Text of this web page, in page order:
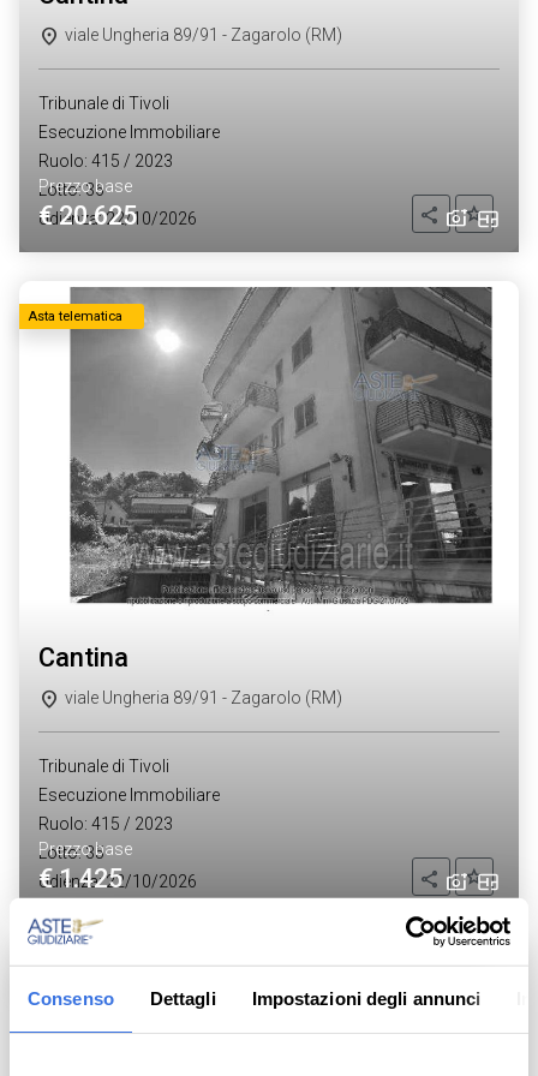
Consenso Dettagli Impostazioni degli annunci
Prezzo base
€ 20.625
viale Ungheria 89/91 - Zagarolo (RM)
Tribunale di Tivoli
Esecuzione Immobiliare
Ruolo: 415 / 2023
Lotto: 36
Udienza: 22/10/2026
Condividi
Asta telematica
Prezzo base
€ 1.425
cantina
viale Ungheria 89/91 - Zagarolo (RM)
Tribunale di Tivoli
Esecuzione Immobiliare
Ruolo: 415 / 2023
Lotto: 35
Udienza: 22/10/2026
Condividi